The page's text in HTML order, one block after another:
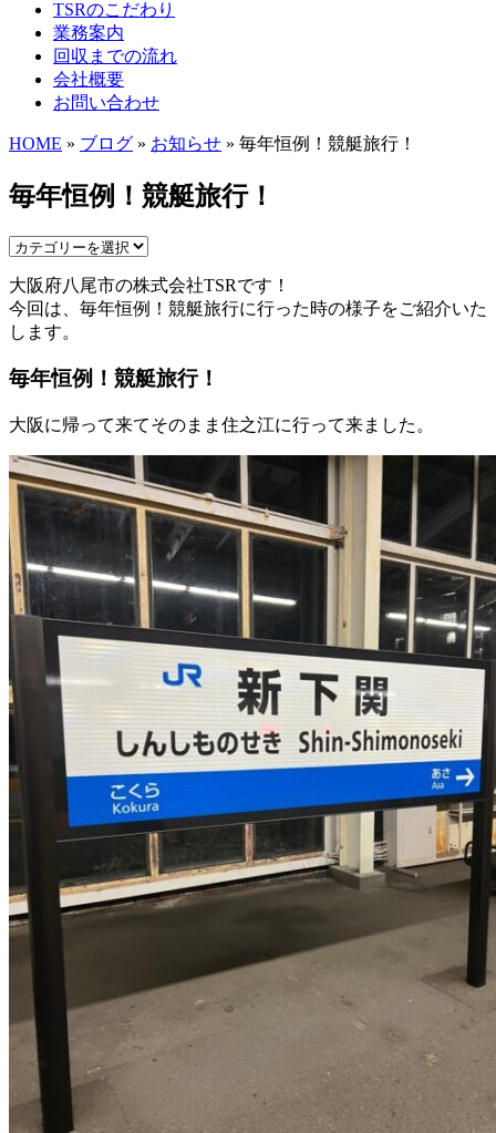
TSRのこだわり
業務案内
回収までの流れ
会社概要
お問い合わせ
HOME » ブログ » お知らせ » 毎年恒例！競艇旅行！
毎年恒例！競艇旅行！
大阪府八尾市の株式会社TSRです！
今回は、毎年恒例！競艇旅行に行った時の様子をご紹介いた
します。
毎年恒例！競艇旅行！
大阪に帰って来てそのまま住之江に行って来ました。